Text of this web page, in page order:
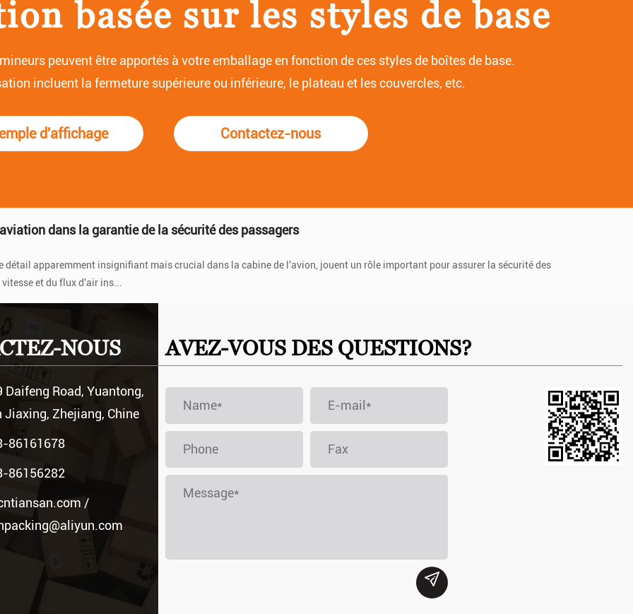
basée sur les styles de base
peuvent être apportés à votre emballage en fonction de ces styles de boîtes de base.
incluent la fermeture supérieure ou inférieure, le plateau et les couvercles, etc.
d'affichage Contactez-nous
et peut augmenter considérablement le coef...
apparemment insignifiant mais crucial dans la cabine de l'avion, jouent un rôle important pour assurer la sécurité des
et du flux d'air ins...
des compagnies aériennes dans la soute de l'avion
NOUS
Daifeng Road, Yuantong,
Jiaxing, Zhejiang, Chine
86161678
86156282
/
AVEZ-VOUS DES QUESTIONS?